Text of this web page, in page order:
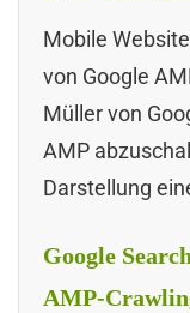
Mobile
von Google
Müller von
AMP
Darstellung
Google
AMP-